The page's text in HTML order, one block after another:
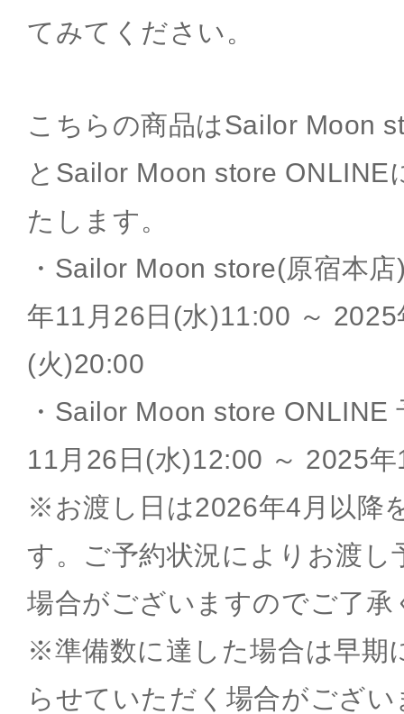
てみてください。
こちらの商品はSailor Moon
とSailor Moon store ONLINE
たします。
・Sailor Moon store(原宿本
年11月26日(水)11:00 ～
(火)20:00
・Sailor Moon store ONLINE
11月26日(水)12:00 ～ 2025
※お渡し日は2026年4月以降
す。ご予約状況によりお渡し
場合がございますのでご了承
※準備数に達した場合は早期
らせていただく場合がござい